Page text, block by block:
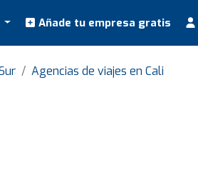
Añade tu empresa gratis
Agencias de viajes en Cali